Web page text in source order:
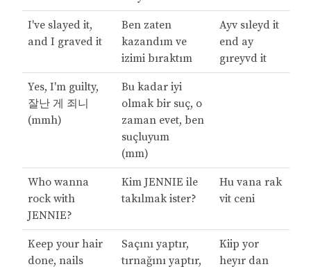
I've slayed it,
and I graved it
Ben zaten
kazandım ve
izimi bıraktım
Ayv sıleyd it
end ay
gıreyvd it
Yes, I'm guilty,
잘난 게 죄니
(mmh)
Bu kadar iyi
olmak bir suç, o
zaman evet, ben
suçluyum
(mm)
Who wanna
rock with
JENNIE?
Kim JENNIE ile
takılmak ister?
Hu vana rak
vit ceni
Keep your hair
done, nails
Saçını yaptır,
tırnağını yaptır,
Kiip yor
heyır dan